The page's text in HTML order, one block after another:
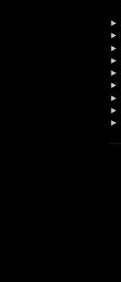
►
►
►
►
►
►
►
►
►